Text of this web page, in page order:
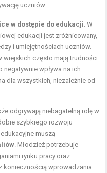
uczniów.
w dostępie do edukacji . W
edukacji jest zróżnicowany,
i umiejętnościach uczniów.
wiejskich często mają trudności
wpływa na ich
dla wszystkich, niezależnie od
odgrywają niebagatelną rolę w
szybkiego rozwoju
muszą
. Młodzież potrzebuje
rynku pracy oraz
koniecznością wprowadzania